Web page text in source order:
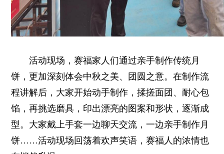
活动现场，赛福家人们通过亲手制作传统月
饼，更加深刻体会中秋之美、团圆之意。在制作流
程讲解后，大家开始动手制作，揉搓面团、耐心包
馅，再挑选磨具，印出漂亮的图案和形状，逐渐成
型。大家戴上手套一边聊天交流，一边亲手制作月
饼……活动现场回荡着欢声笑语，赛福人的浓情也